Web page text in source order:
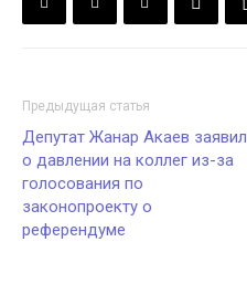
Предыдущая статья
Депутат Жанар Акаев заявил
о давлении на коллег из-за
голосования по
законопроекту о
референдуме